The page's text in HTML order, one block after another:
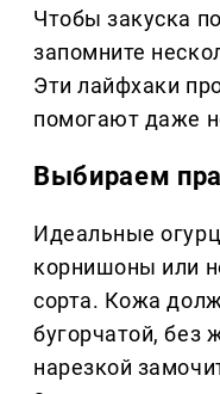
Чтобы закуска
запомните
Эти лайфхаки
помогают даже
Выбираем
Идеальные
корнишоны или
сорта. Кожа
бугорчатой, без
нарезкой